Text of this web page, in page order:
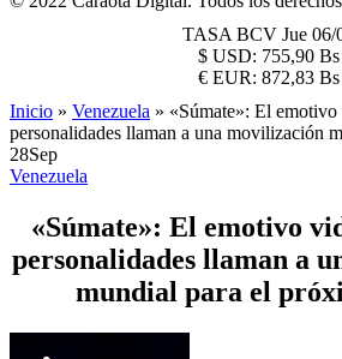
TASA BCV Jue 06/
$ USD: 755,90 Bs
€ EUR: 872,83 Bs
Inicio » Venezuela » «Súmate»: El
personalidades llaman a una movilización
28Sep
Venezuela
«Súmate»: El emotivo
personalidades llaman a
mundial para el